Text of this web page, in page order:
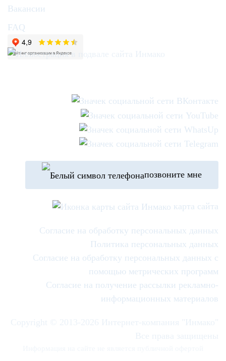
Вакансии
FAQ
позвоните мне
карта сайта
Согласие на обработку персональных данных
Политика персональных данных
Согласие на обработку персональных данных с
помощью метрических программ
Согласие на получение рассылки рекламно-
информационных материалов